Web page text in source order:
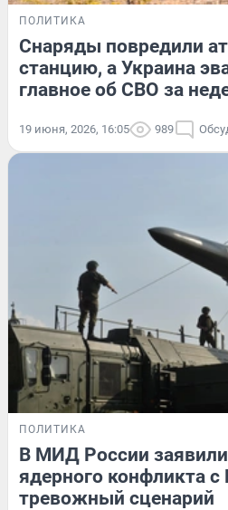
ПОЛИТИКА
Снаряды повредили
станцию, а Украина
главное об СВО за
19 июня, 2026, 16:05 989
ПОЛИТИКА
В МИД России
ядерного конфликта
тревожный сценарий